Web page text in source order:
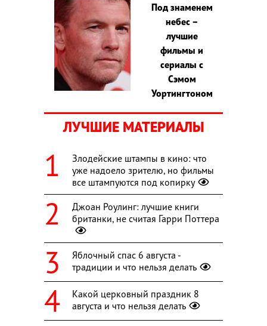
Под знаменем
небес –
лучшие
фильмы и
сериалы с
Сэмом
Уортингтоном
ЛУЧШИЕ МАТЕРИАЛЫ
Злодейские штампы в кино: что
уже надоело зрителю, но фильмы
все штампуются под копирку
Джоан Роулинг: лучшие книги
британки, не считая Гарри Поттера
Яблочный спас 6 августа -
традиции и что нельзя делать
Какой церковный праздник 8
августа и что нельзя делать